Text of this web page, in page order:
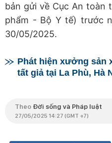
bản gửi về Cục An toàn
phẩm - Bộ Y tế) trước
30/05/2025.
Phát hiện xưởng sản
tất giả tại La Phù, Hà
Theo Đời sống và Pháp luật
27/05/2025 14:27 (GMT +7)